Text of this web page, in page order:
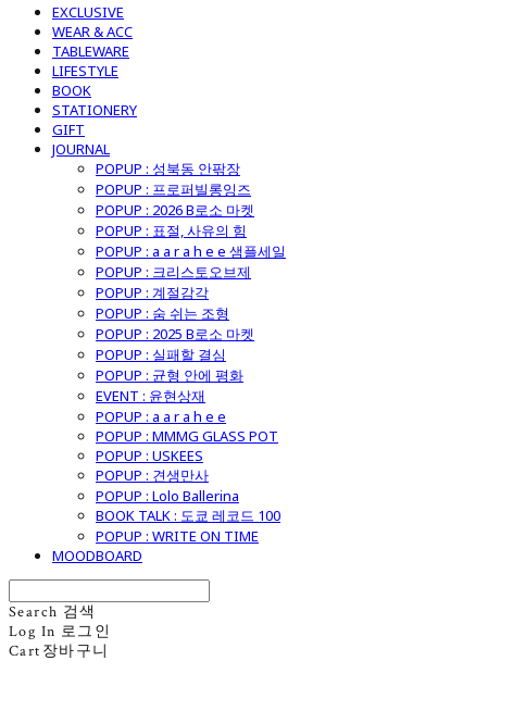
EXCLUSIVE
WEAR & ACC
TABLEWARE
LIFESTYLE
BOOK
STATIONERY
GIFT
JOURNAL
POPUP : 성북동 안팎장
POPUP : 프로퍼빌롱잉즈
POPUP : 2026 B로소 마켓
POPUP : 표절, 사유의 힘
POPUP : a a r a h e e 샘플세일
POPUP : 크리스토오브제
POPUP : 계절감각
POPUP : 숨 쉬는 조형
POPUP : 2025 B로소 마켓
POPUP : 실패할 결심
POPUP : 균형 안에 평화
EVENT : 윤현상재
POPUP : a a r a h e e
POPUP : MMMG GLASS POT
POPUP : USKEES
POPUP : 견생만사
POPUP : Lolo Ballerina
BOOK TALK : 도쿄 레코드 100
POPUP : WRITE ON TIME
MOODBOARD
Search 검색
Log In 로그인
Cart 장바구니